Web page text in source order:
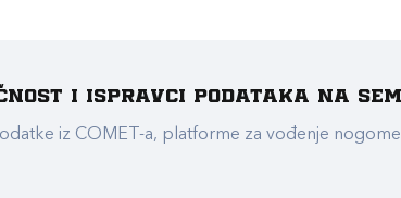
i ispravci podataka na
iz COMET-a, platforme za vođenje